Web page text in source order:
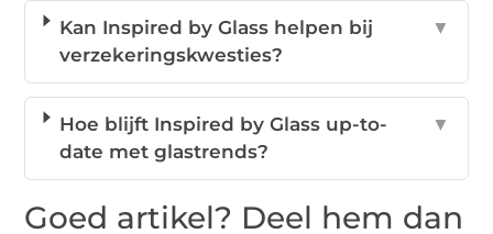
Kan Inspired by Glass helpen bij
verzekeringskwesties?
▼
Hoe blijft Inspired by Glass up-to-
date met glastrends?
▼
Goed artikel? Deel hem dan